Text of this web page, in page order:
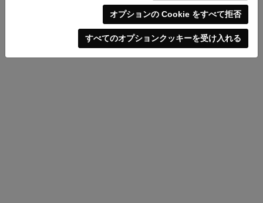
オプションの Cookie をすべて拒否
すべてのオプションクッキーを受け入れる
規約と条件